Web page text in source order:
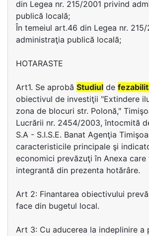
din Legea nr. 215/2001 privind
publică locală;
În temeiul art.46 din Legea nr.
administraţia publică locală;
HOTARASTE
Art1. Se aprobă Studiul de
obiectivul de investiţii "Extindere
zona de blocuri str. Polonă,"
Lucrării nr. 2454/2003, întocmită
S.A - S.I.S.E. Banat Agenţia
caracteristicile principale şi
economici prevăzuţi în Anexa
integrantă din prezenta hotărâre.
Art 2: Finantarea obiectivului
face din bugetul local.
Art 3: Cu aducerea la indeplinire a